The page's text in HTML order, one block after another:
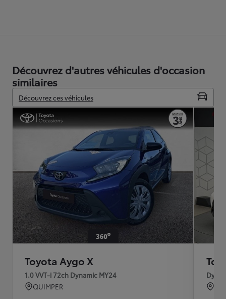
Découvrez d'autres véhicules d'occasion
similaires
Découvrez ces véhicules
Toyota Aygo X
1.0 VVT-i 72ch Dynamic MY24
QUIMPER